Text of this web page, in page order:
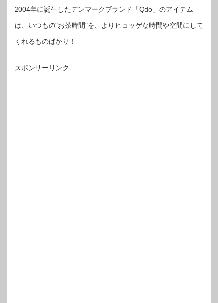
2004年に誕生したデンマークブランド「Qdo」のアイテム
は、いつもの"お茶時間"を、よりヒュッゲな時間や空間にして
くれるものばかり！
スポンサーリンク